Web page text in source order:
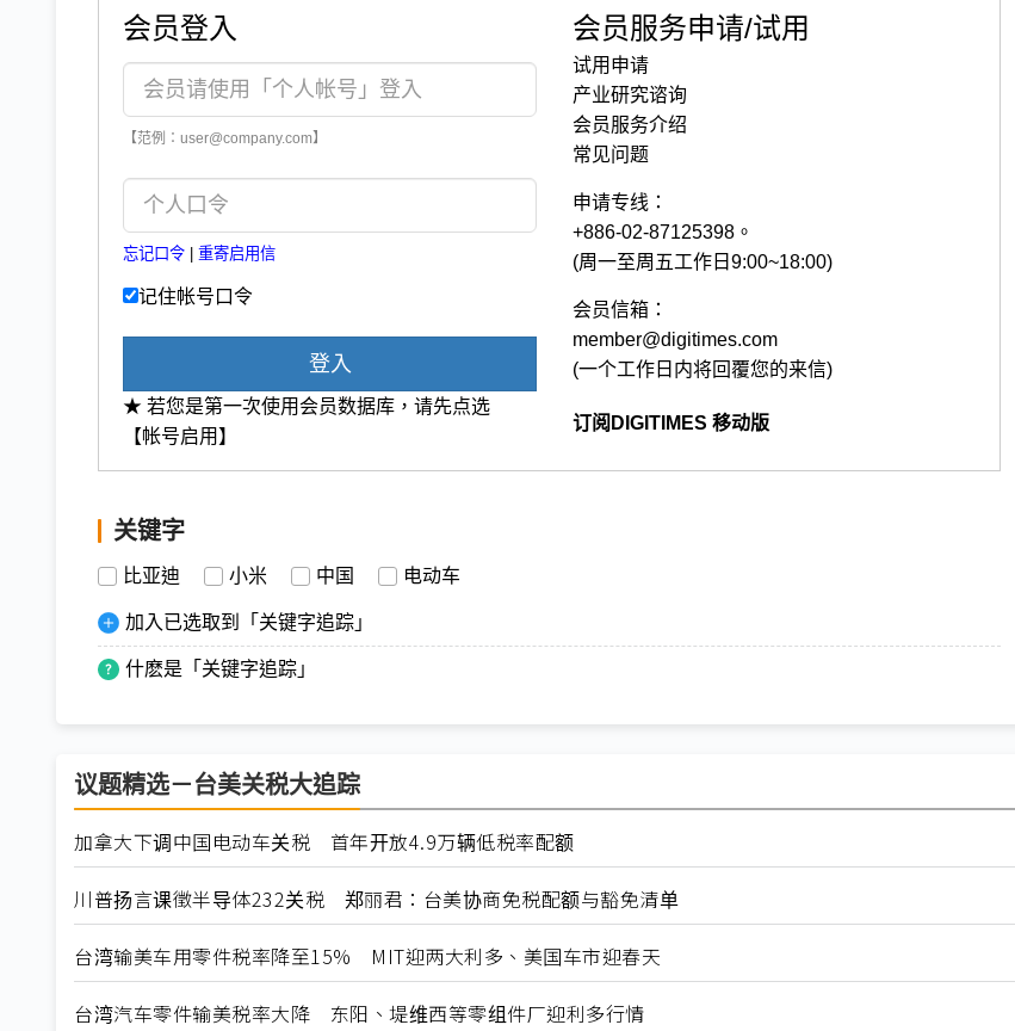
会员登入
【范例：user@company.com】
忘记口令 重寄启用信
记住帐号口令
登入
★ 若您是第一次使用会员数据库，请先点选
【帐号启用】
会员服务申请/试用
试用申请
产业研究谘询
会员服务介绍
常见问题
申请专线：
+886-02-87125398。
(周一至周五工作日9:00~18:00)
会员信箱：
member@digitimes.com
(一个工作日内将回覆您的来信)
订阅DIGITIMES 移动版
关键字
比亚迪 小米 中国 电动车
加入已选取到「关键字追踪」
什麽是「关键字追踪」
议题精选－台美关税大追踪
加拿大下调中国电动车关税 首年开放4.9万辆低税率配额
川普扬言课徵半导体232关税 郑丽君：台美协商免税配额与豁免清单
台湾输美车用零件税率降至15% MIT迎两大利多、美国车市迎春天
台湾汽车零件输美税率大降 东阳、堤维西等零组件厂迎利多行情